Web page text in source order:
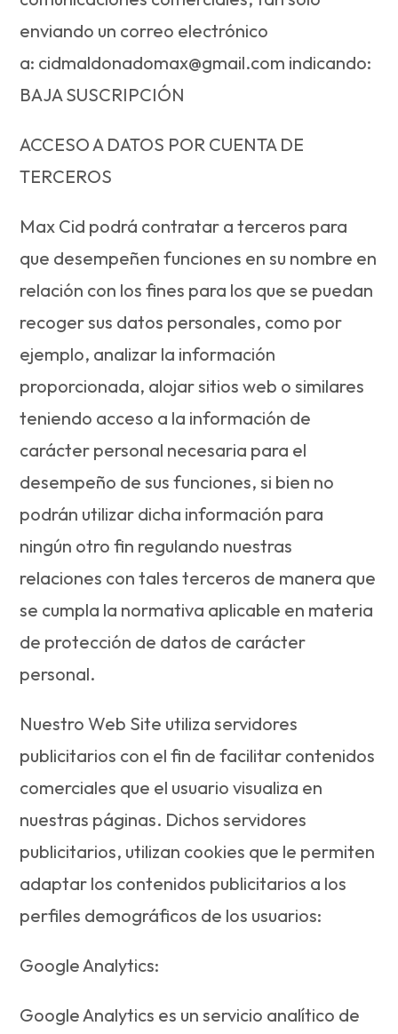
enviando un correo electrónico
a: cidmaldonadomax@gmail.com indicando:
BAJA SUSCRIPCIÓN
ACCESO A DATOS POR CUENTA DE
TERCEROS
Max Cid podrá contratar a terceros para
que desempeñen funciones en su nombre en
relación con los fines para los que se puedan
recoger sus datos personales, como por
ejemplo, analizar la información
proporcionada, alojar sitios web o similares
teniendo acceso a la información de
carácter personal necesaria para el
desempeño de sus funciones, si bien no
podrán utilizar dicha información para
ningún otro fin regulando nuestras
relaciones con tales terceros de manera que
se cumpla la normativa aplicable en materia
de protección de datos de carácter
personal.
Nuestro Web Site utiliza servidores
publicitarios con el fin de facilitar contenidos
comerciales que el usuario visualiza en
nuestras páginas. Dichos servidores
publicitarios, utilizan cookies que le permiten
adaptar los contenidos publicitarios a los
perfiles demográficos de los usuarios:
Google Analytics:
Google Analytics es un servicio analítico de